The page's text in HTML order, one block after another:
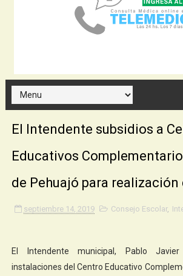
El Intendente subsidios a
Educativos
de Pehuajó para realización
septiembre 14, 2019 Consejo Escolar,
El Intendente municipal, Pablo
instalaciones del Centro Educativo